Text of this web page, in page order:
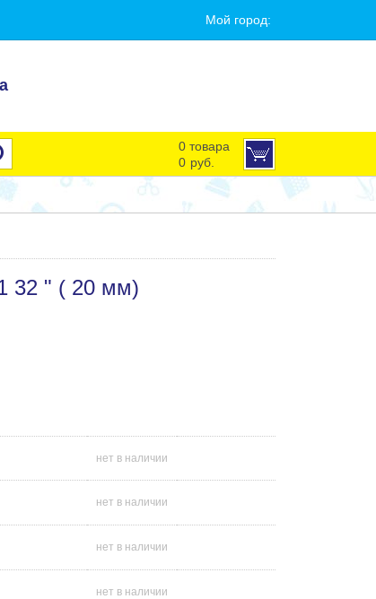
Мой город:
0 товара
0 руб.
32 " ( 20 мм)
нет в наличии
нет в наличии
нет в наличии
нет в наличии